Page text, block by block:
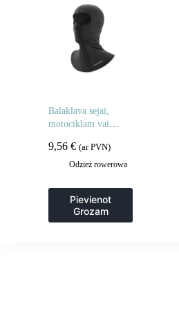
Balaklava sejai,
motociklam vai
9,56 € (ar PVN)
Odzież rowerowa
Pievienot
Grozam